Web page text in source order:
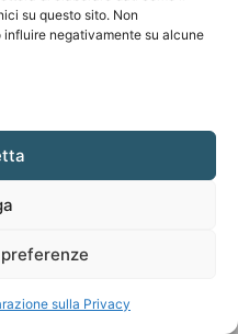
su questo sito. Non
negativamente su alcune
sulla Privacy